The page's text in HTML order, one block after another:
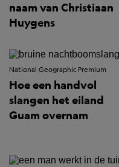
naam van Christiaan
Huygens
National Geographic Premium
Hoe een handvol
slangen het eiland
Guam overnam